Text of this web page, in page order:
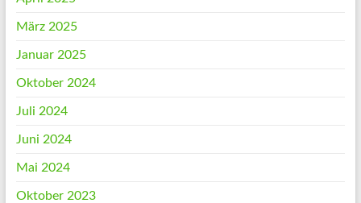
März 2025
Januar 2025
Oktober 2024
Juli 2024
Juni 2024
Mai 2024
Oktober 2023